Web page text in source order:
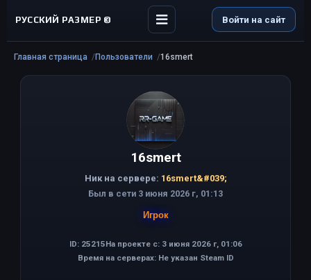
РУССКИЙ РАЗМЕР © Войти на сайт
Главная страница Пользователи 16smert
16smert
Ник на сервере: 16smert&#039;
Был в сети 3 июня 2026 г, 01:13
Игрок
ID: 25215На проекте с: 3 июня 2026 г, 01:06
Время на серверах: Не указан Steam ID